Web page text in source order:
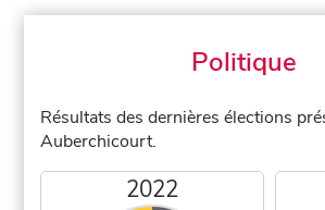
Politique
Résultats des dernières élections
Auberchicourt.
2022